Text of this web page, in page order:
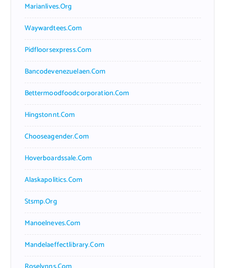
Marianlives.org
Waywardtees.com
Pidfloorsexpress.com
Bancodevenezuelaen.com
Bettermoodfoodcorporation.com
Hingstonnt.com
Chooseagender.com
Hoverboardssale.com
Alaskapolitics.com
Stsmp.org
Manoelneves.com
Mandelaeffectlibrary.com